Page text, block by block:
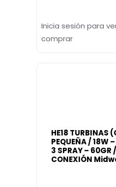
Inicia sesión para
comprar
HE18 TURBINAS
PEQUEÑA / 18W
3 SPRAY – 60GR /
CONEXIÓN